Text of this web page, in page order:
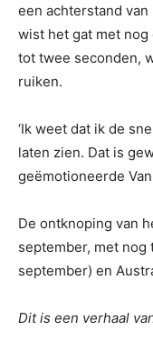
een achterstand
wist het gat met nog
tot twee seconden,
ruiken.
‘Ik weet dat ik de
laten zien. Dat is
geëmotioneerde
De ontknoping van
september, met nog
september) en
Dit is een verhaal